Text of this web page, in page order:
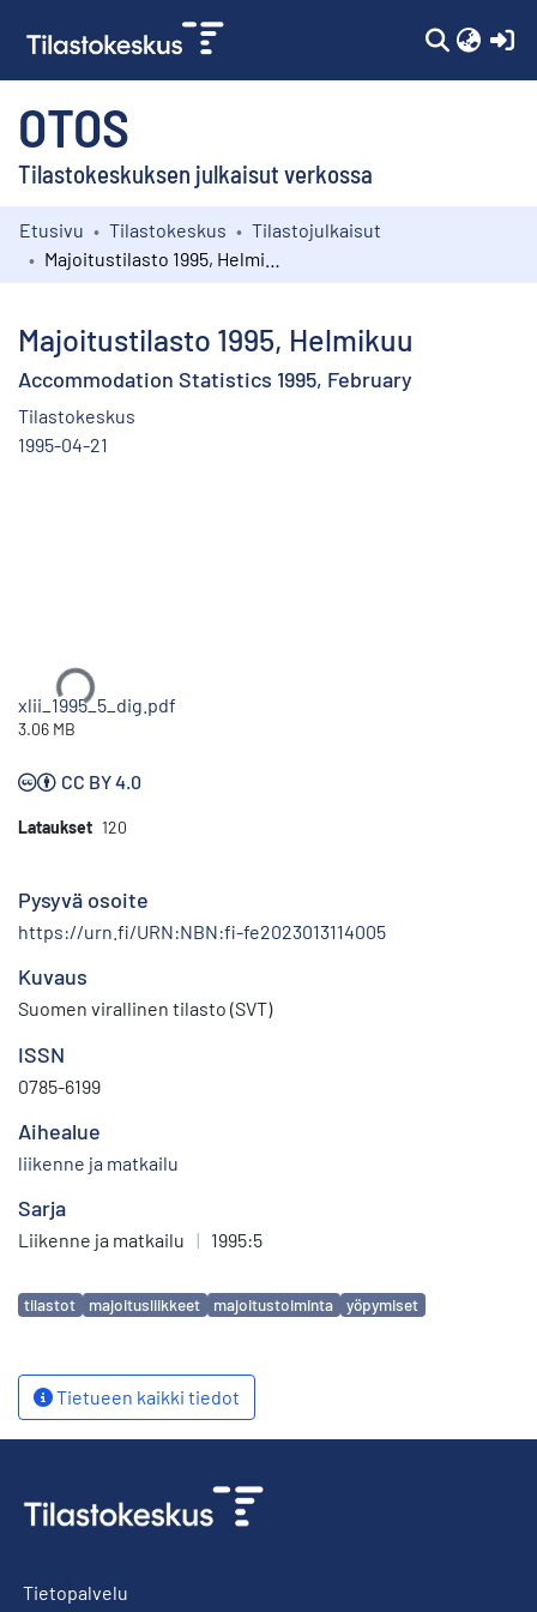
OTOS
Tilastokeskuksen julkaisut verkossa
Kokoelmat
Etusivu Tilastokeskus
Tilastojulkaisut
Majoitustilasto 1995, Helmikuu
Accommodation Statistics 1995, February
Tilastokeskus
1995-04-21
Ladataan...
xlii_1995_5_dig.pdf
3.06 MB
CC BY 4.0
Lataukset 120
Pysyvä osoite
https://urn.fi/URN:NBN:fi-fe2023013114005
Kuvaus
Suomen virallinen tilasto (SVT)
ISSN
0785-6199
Aihealue
liikenne ja matkailu
Sarja
Liikenne ja matkailu | 1995:5
Avainsanat
tilastot majoitusliikkeet majoitustoiminta yöpymiset
Tietueen kaikki tiedot
Tietopalvelu